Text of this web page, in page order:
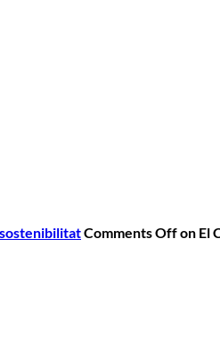
sostenibilitatComments Offon El